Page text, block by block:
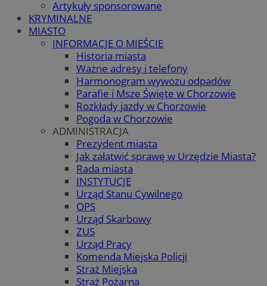
Artykuły sponsorowane
KRYMINALNE
MIASTO
INFORMACJE O MIEŚCIE
Historia miasta
Ważne adresy i telefony
Harmonogram wywozu odpadów
Parafie i Msze Święte w Chorzowie
Rozkłady jazdy w Chorzowie
Pogoda w Chorzowie
ADMINISTRACJA
Prezydent miasta
Jak załatwić sprawę w Urzędzie Miasta?
Rada miasta
INSTYTUCJE
Urząd Stanu Cywilnego
OPS
Urząd Skarbowy
ZUS
Urząd Pracy
Komenda Miejska Policji
Straż Miejska
Straż Pożarna